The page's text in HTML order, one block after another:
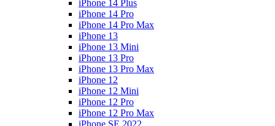
iPhone 14 Plus
iPhone 14 Pro
iPhone 14 Pro Max
iPhone 13
iPhone 13 Mini
iPhone 13 Pro
iPhone 13 Pro Max
iPhone 12
iPhone 12 Mini
iPhone 12 Pro
iPhone 12 Pro Max
iPhone SE 2022